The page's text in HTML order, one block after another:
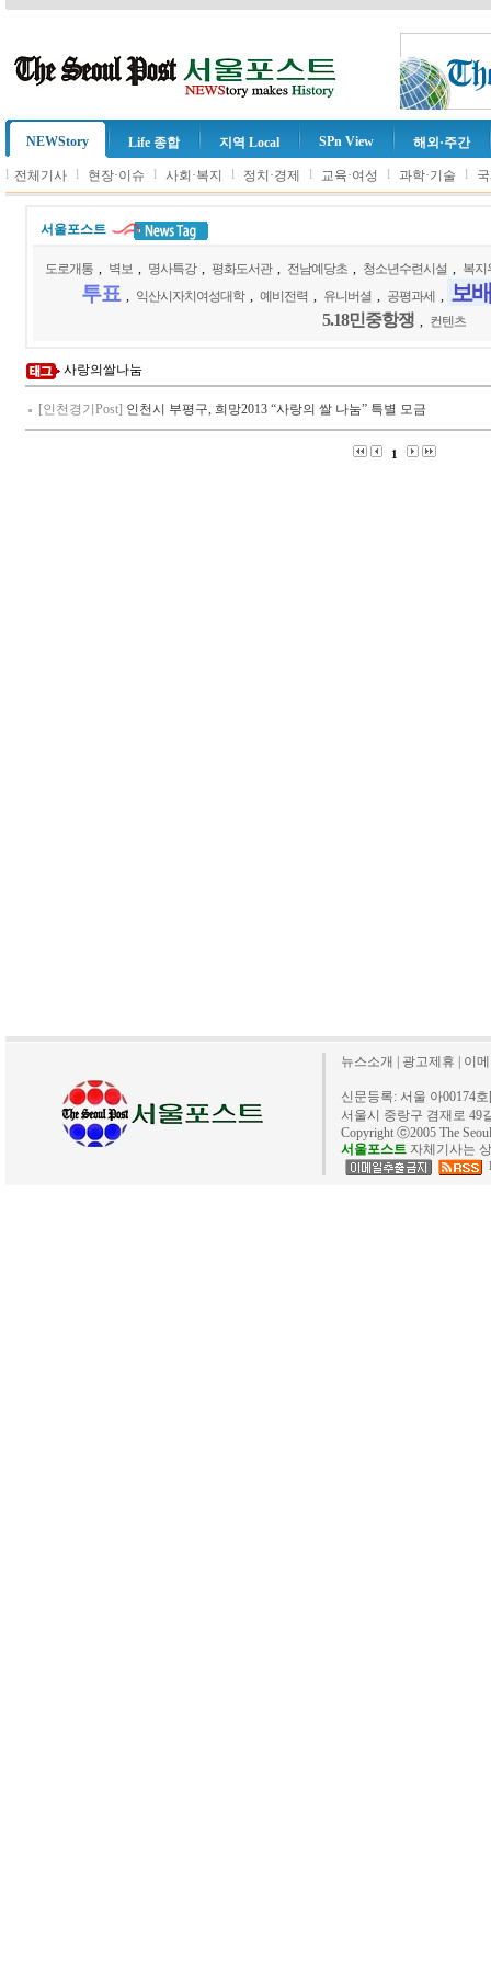
NEWStory Life 종합 지역 Local SPn View 해외·주간
l 전체기사 l 현장·이슈 l 사회·복지 l 정치·경제 l 교육·여성 l 과학·기술 l
서울포스트
도로개통 벽보 명사특강 평화도서관 전남예당초 청소년수련시설 복지
투표 익산시자치여성대학 예비전력 유니버셜 공평과세 보
5.18민중항쟁 컨텐츠
사랑의쌀나눔
[인천경기Post] 인천시 부평구, 희망2013 “사랑의 쌀 나눔” 특별 모금
1
뉴스소개 광고제휴 이
신문등록: 서울 아00174
서울시 중랑구 겸재로 49
Copyright ⓒ2005 The
서울포스트 자체기사는